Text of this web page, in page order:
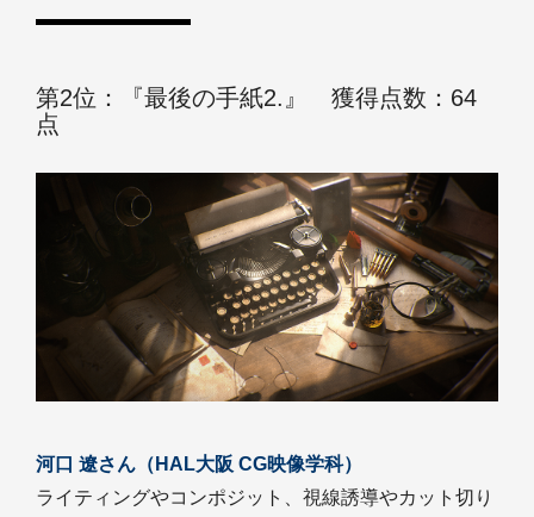
第2位：『最後の手紙2.』 獲得点数：64
点
河口 遼さん（HAL大阪 CG映像学科）
ライティングやコンポジット、視線誘導やカット切り